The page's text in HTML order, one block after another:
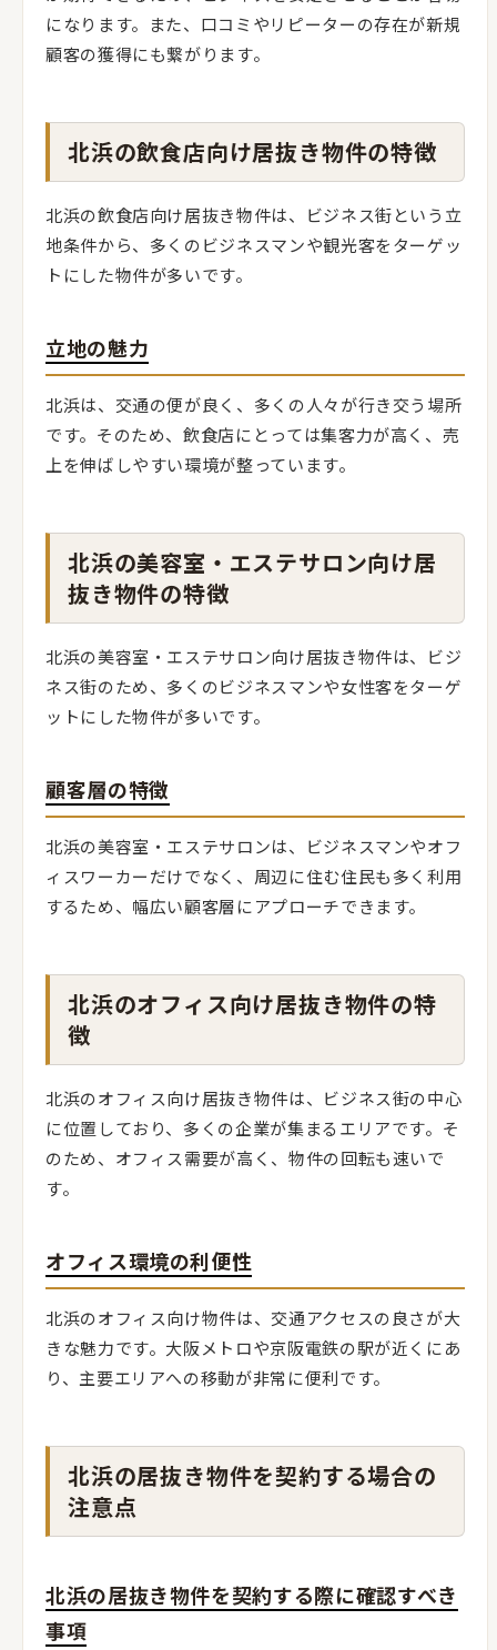
になります。また、口コミやリピーターの存在が新規
顧客の獲得にも繋がります。
北浜の飲食店向け居抜き物件の特徴
北浜の飲食店向け居抜き物件は、ビジネス街という立
地条件から、多くのビジネスマンや観光客をターゲッ
トにした物件が多いです。
立地の魅力
北浜は、交通の便が良く、多くの人々が行き交う場所
です。そのため、飲食店にとっては集客力が高く、売
上を伸ばしやすい環境が整っています。
北浜の美容室・エステサロン向け居
抜き物件の特徴
北浜の美容室・エステサロン向け居抜き物件は、ビジ
ネス街のため、多くのビジネスマンや女性客をターゲ
ットにした物件が多いです。
顧客層の特徴
北浜の美容室・エステサロンは、ビジネスマンやオフ
ィスワーカーだけでなく、周辺に住む住民も多く利用
するため、幅広い顧客層にアプローチできます。
北浜のオフィス向け居抜き物件の特
徴
北浜のオフィス向け居抜き物件は、ビジネス街の中心
に位置しており、多くの企業が集まるエリアです。そ
のため、オフィス需要が高く、物件の回転も速いで
す。
オフィス環境の利便性
北浜のオフィス向け物件は、交通アクセスの良さが大
きな魅力です。大阪メトロや京阪電鉄の駅が近くにあ
り、主要エリアへの移動が非常に便利です。
北浜の居抜き物件を契約する場合の
注意点
北浜の居抜き物件を契約する際に確認すべき
事項